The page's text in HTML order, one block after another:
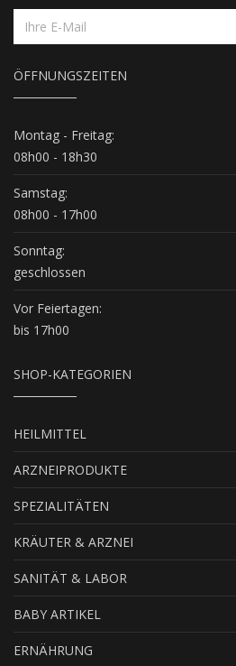
ÖFFNUNGSZEITEN
Montag - Freitag:
08h00 - 18h30
Samstag:
08h00 - 17h00
Sonntag:
geschlossen
Vor Feiertagen:
bis 17h00
SHOP-KATEGORIEN
HEILMITTEL
ARZNEIPRODUKTE
SPEZIALITÄTEN
KRÄUTER & ARZNEI
SANITÄT & LABOR
BABY ARTIKEL
ERNÄHRUNG